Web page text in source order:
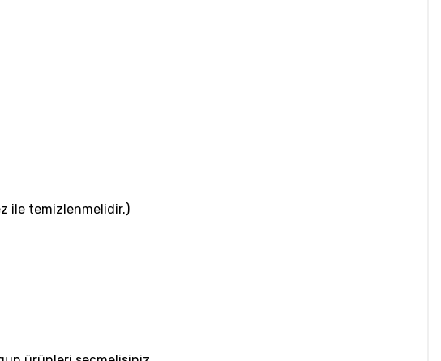
ile temizlenmelidir.)